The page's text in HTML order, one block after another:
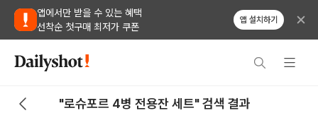
앱에서만 받을 수 있는 혜택
선착순 첫구매 최저가 쿠폰
앱 설치하기
"로슈포르 4병 전용잔 세트" 검색 결과